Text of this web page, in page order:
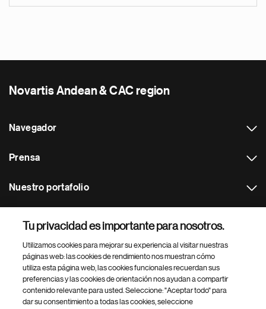
Novartis Andean & CAC region
Navegador
Prensa
Nuestro portafolio
Footer Site Search
Tu privacidad es importante para nosotros.
Utilizamos cookies para mejorar su experiencia al visitar nuestras
páginas web: las cookies de rendimiento nos muestran cómo
utiliza esta página web, las cookies funcionales recuerdan sus
preferencias y las cookies de orientación nos ayudan a compartir
contenido relevante para usted. Seleccione: "Aceptar todo" para
dar su consentimiento a todas las cookies, seleccione